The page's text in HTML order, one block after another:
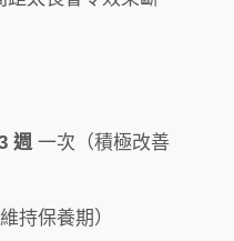
週一次（積極改善
持保養期）